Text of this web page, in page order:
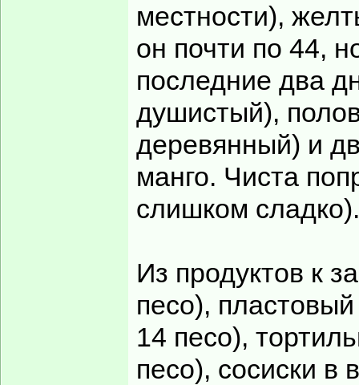
местности),
он почти по 44,
последние два
душистый),
деревянный) и
манго. Чиста
слишком сладко).
Из продуктов к
песо),
14 песо),
песо), сосиски в